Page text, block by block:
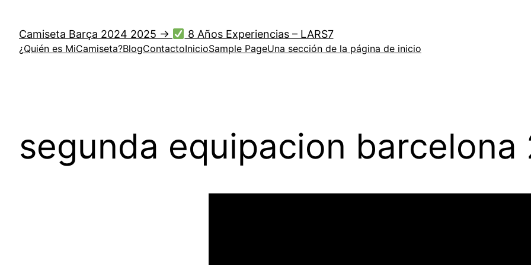
contenido
Camiseta Barça 2024 2025 → 8 Años Experiencias – LARS7
¿Quién es MiCamiseta?BlogContactoInicioSample PageUna sección de la página de inicio
segunda equipacion barcelona